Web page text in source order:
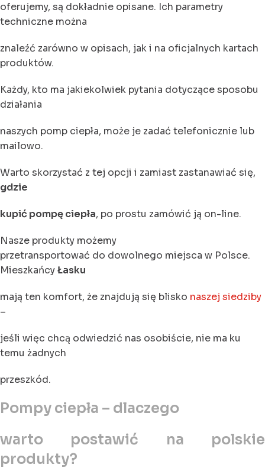
oferujemy, są dokładnie opisane. Ich parametry
techniczne można
znaleźć zarówno w opisach, jak i na oficjalnych kartach
produktów.
Każdy, kto ma jakiekolwiek pytania dotyczące sposobu
działania
naszych pomp ciepła, może je zadać telefonicznie lub
mailowo.
Warto skorzystać z tej opcji i zamiast zastanawiać się,
gdzie
kupić pompę ciepła, po prostu zamówić ją on-line.
Nasze produkty możemy
przetransportować do dowolnego miejsca w Polsce.
MieszkańcyŁasku
mają ten komfort, że znajdują się blisko naszej siedziby
–
jeśli więc chcą odwiedzić nas osobiście, nie ma ku
temu żadnych
przeszkód.
Pompy ciepła – dlaczego
warto postawić na polskie
produkty?